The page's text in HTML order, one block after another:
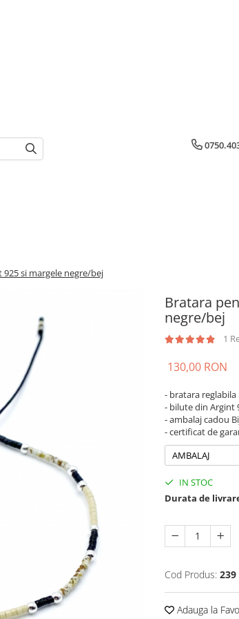
si margele negre/bej
Bratara
negre/bej
1
130,00 RON
- bratara reglabila
- bilute din Argint
- ambalaj cadou
- certificat de
AMBALAJ
IN STOC
Durata de
Cod Produs: 239
Adauga la